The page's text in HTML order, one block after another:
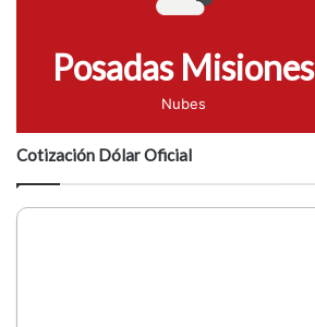
Posadas Misiones
Nubes
Cotización Dólar Oficial